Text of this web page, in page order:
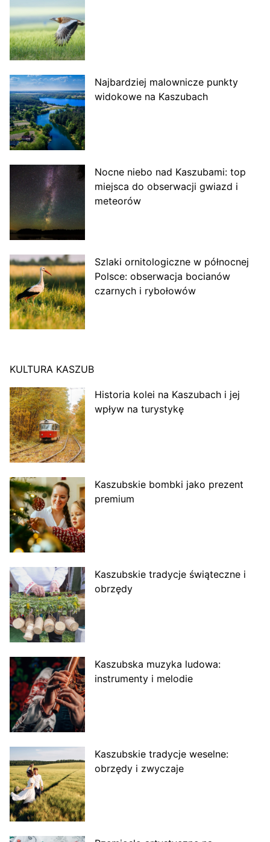
Najbardziej malownicze punkty
widokowe na Kaszubach
Nocne niebo nad Kaszubami: top
miejsca do obserwacji gwiazd i
meteorów
Szlaki ornitologiczne w północnej
Polsce: obserwacja bocianów
czarnych i rybołowów
KULTURA KASZUB
Historia kolei na Kaszubach i jej
wpływ na turystykę
Kaszubskie bombki jako prezent
premium
Kaszubskie tradycje świąteczne i
obrzędy
Kaszubska muzyka ludowa:
instrumenty i melodie
Kaszubskie tradycje weselne:
obrzędy i zwyczaje